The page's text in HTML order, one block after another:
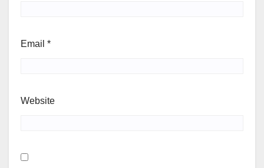
Email *
Website